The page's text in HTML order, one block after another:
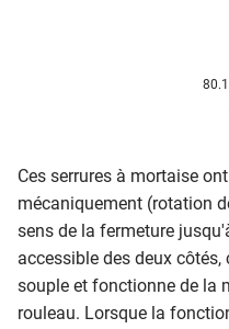
Ces serrures à mortaise
mécaniquement (rotation
sens de la fermeture
accessible des deux
souple et fonctionne de la
rouleau. Lorsque la